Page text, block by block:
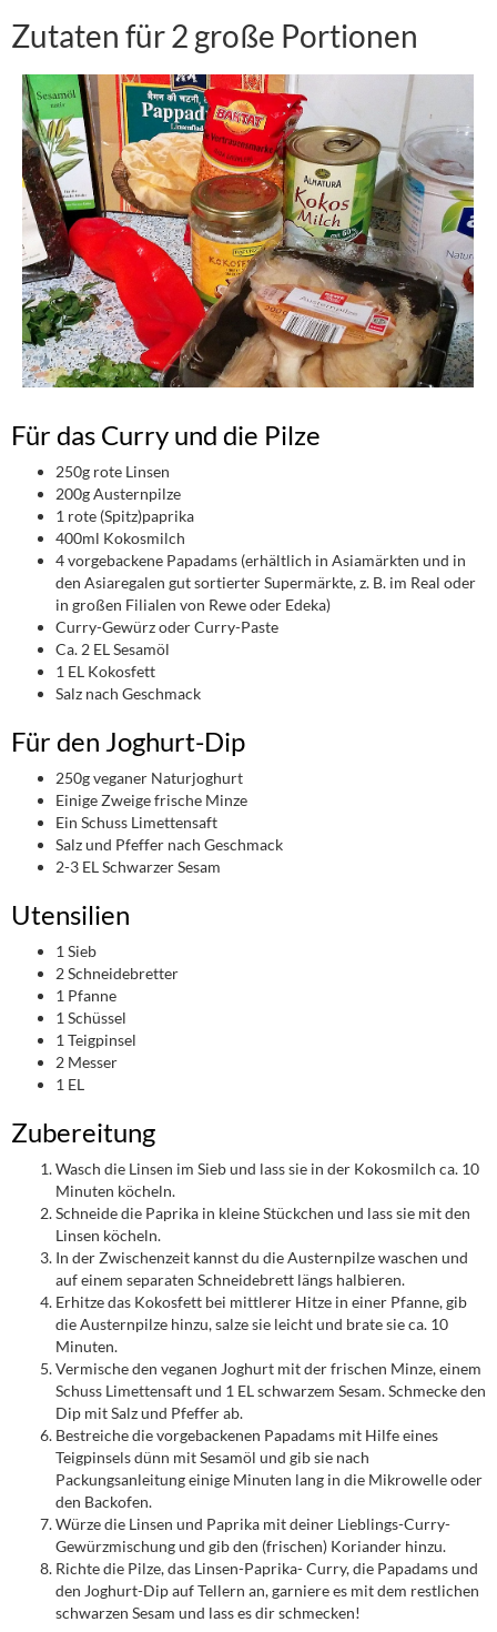
Zutaten für 2 große Portionen
Für das Curry und die Pilze
250g rote Linsen
200g Austernpilze
1 rote (Spitz)paprika
400ml Kokosmilch
4 vorgebackene Papadams (erhältlich in Asiamärkten und in
den Asiaregalen gut sortierter Supermärkte, z. B. im Real oder
in großen Filialen von Rewe oder Edeka)
Curry-Gewürz oder Curry-Paste
Ca. 2 EL Sesamöl
1 EL Kokosfett
Salz nach Geschmack
Für den Joghurt-Dip
250g veganer Naturjoghurt
Einige Zweige frische Minze
Ein Schuss Limettensaft
Salz und Pfeffer nach Geschmack
2-3 EL Schwarzer Sesam
Utensilien
1 Sieb
2 Schneidebretter
1 Pfanne
1 Schüssel
1 Teigpinsel
2 Messer
1 EL
Zubereitung
Wasch die Linsen im Sieb und lass sie in der Kokosmilch ca. 10
Minuten köcheln.
Schneide die Paprika in kleine Stückchen und lass sie mit den
Linsen köcheln.
In der Zwischenzeit kannst du die Austernpilze waschen und
auf einem separaten Schneidebrett längs halbieren.
Erhitze das Kokosfett bei mittlerer Hitze in einer Pfanne, gib
die Austernpilze hinzu, salze sie leicht und brate sie ca. 10
Minuten.
Vermische den veganen Joghurt mit der frischen Minze, einem
Schuss Limettensaft und 1 EL schwarzem Sesam. Schmecke den
Dip mit Salz und Pfeffer ab.
Bestreiche die vorgebackenen Papadams mit Hilfe eines
Teigpinsels dünn mit Sesamöl und gib sie nach
Packungsanleitung einige Minuten lang in die Mikrowelle oder
den Backofen.
Würze die Linsen und Paprika mit deiner Lieblings-Curry-
Gewürzmischung und gib den (frischen) Koriander hinzu.
Richte die Pilze, das Linsen-Paprika- Curry, die Papadams und
den Joghurt-Dip auf Tellern an, garniere es mit dem restlichen
schwarzen Sesam und lass es dir schmecken!